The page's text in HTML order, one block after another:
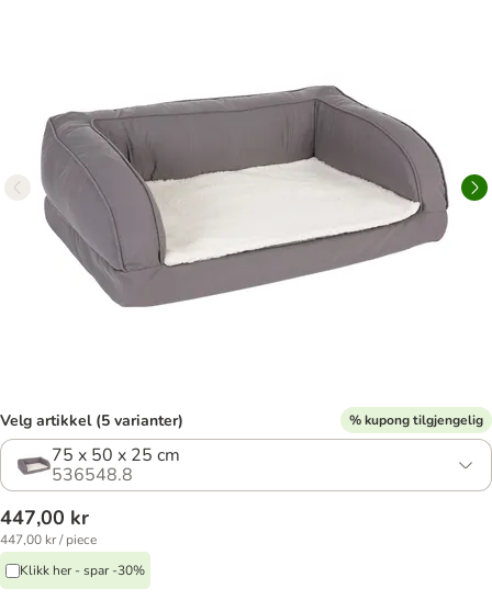
Velg artikkel (5 varianter) % kupong tilgjengelig
75 x 50 x 25 cm
536548.8
447,00 kr
447,00 kr / piece
Klikk her - spar -30%